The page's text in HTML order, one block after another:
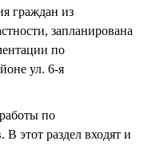
граждан из
запланирована
по
ул. 6-я
по
В этот раздел входят и